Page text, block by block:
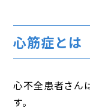
心筋症とは
心不全患者さん
す。